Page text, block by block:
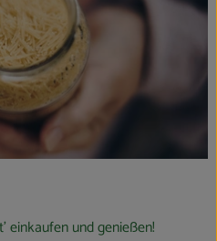
einkaufen und genießen!